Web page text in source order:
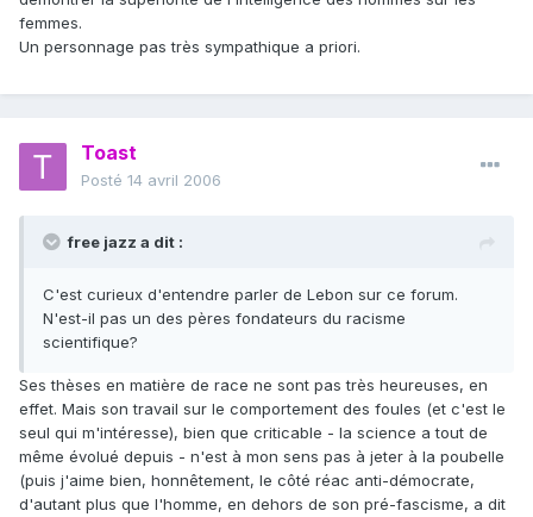
femmes.
Un personnage pas très sympathique a priori.
Toast
Posté 14 avril 2006
free jazz a dit :
C'est curieux d'entendre parler de Lebon sur ce forum.
N'est-il pas un des pères fondateurs du racisme
scientifique?
Ses thèses en matière de race ne sont pas très heureuses, en
effet. Mais son travail sur le comportement des foules (et c'est le
seul qui m'intéresse), bien que criticable - la science a tout de
même évolué depuis - n'est à mon sens pas à jeter à la poubelle
(puis j'aime bien, honnêtement, le côté réac anti-démocrate,
d'autant plus que l'homme, en dehors de son pré-fascisme, a dit